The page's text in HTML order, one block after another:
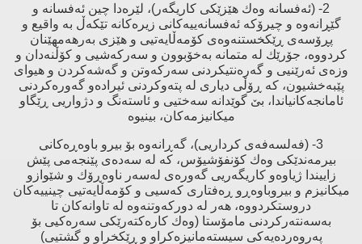
2- (ئەفسانە وەك هێزێكی كاریگەر)، لێرەدا چین ئەفسانە و
گێڕانەوە و چیرۆكە ئەفسانەییەكانی زیرەكانە تێكەڵ بە واقیع و
پڕۆسەی ڕێكخستنەوەی كۆمەڵایەتیی و هێزی بەرهەمهێنان
كردووە، جۆرێك لە متمانە بەخۆبوون و سەركەشیی و كۆڵنەدان و
وزەی ئەرێنیی و گەرەنتیكردنی سەركەوتن و گەشەكردن و هیوای
پێبەخشیون، كە ڕۆڵی دیاری لە پتەوكردنی ئیرادەو گەورەكردنی
ئامانجەكانیاندا، بێ‌ گوێدانە سەختیی و ئاستەنگ و دژواریی ڕێگاو
میكانیزمەكان، بینیوە
3- (فەلسەفەی كرداریی)، گەڕانەوە بۆ بیرو باوەڕەكانی
بیرمەندێكی وەك كۆنفۆشیۆس، كە لە سەدەی پێنجەمی پێش
زاییندا ژیاوەو كاریگەریی گەورەی لەسەر ناوەڕۆك و شێوازو
میكانیزم و بیروباوەڕو ڕەفتاری كەسیی و كۆمەڵایەتیی چینییەكان
دروستكردووە، هەر لە دوركەوتنەوە لە تاوانەكان تا
بەسەنتەركردنی مامۆستا (وەك كارەكتەرێكی سەرەكیی بۆ
پەروەردەیەكی سیستەمانیزەكراو و ڕێكخراو و گشتیی)